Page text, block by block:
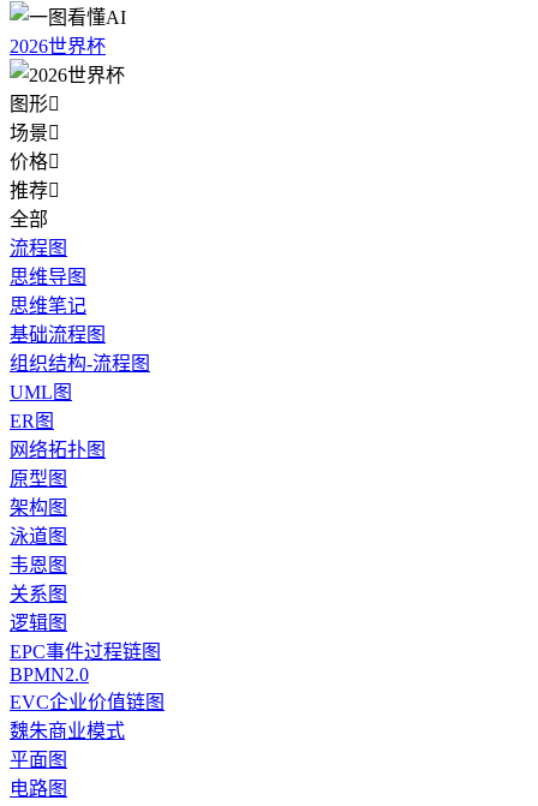
2026世界杯
图形
场景
价格
推荐
全部
流程图
思维导图
思维笔记
基础流程图
组织结构-流程图
UML图
ER图
网络拓扑图
原型图
架构图
泳道图
韦恩图
关系图
逻辑图
EPC事件过程链图
BPMN2.0
EVC企业价值链图
魏朱商业模式
平面图
电路图